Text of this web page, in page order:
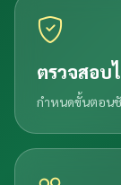
ตรวจสอบ
กำหนดขั้นตอนชั